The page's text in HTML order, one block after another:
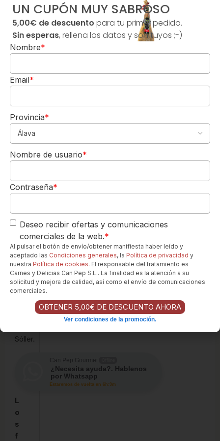
pan
payés.
Lechona
confitada
vino
Binissalem
y
miel
de
flor
almendro.
estilo
mediterráneo,
con
limón,
ajo
y
aceite
Sóller.
Can Pep Gourmet
¿Necesita ayuda?. Hablenos
por Whatsapp
Estaremos de vuelta en 6h:9m
L
o
s
f
5,00€
DE REGALO
Para tu 1º pedido
Los quiero-->
UN CUPÓN MUY SABROSO
5,00€ de descuento para tu primer pedido.
Sin esperas, rellena los datos y son tuyos ;-)
Nombre*
Email*
Provincia*
Nombre de usuario*
Contraseña*
Deseo recibir ofertas y comunicaciones
comerciales de la web.*
Al pulsar el botón de envío/obtener manifiesta haber leído y
aceptado las Condiciones generales, la Política de privacidad y
nuestra Política de cookies. El responsable del tratamiento es
Carnes y Delicias Can Pep S.L.. La finalidad es la atención a su
solicitud y mejora de calidad, así como el envío de comunicaciones
comerciales.
OBTENER 5,00€ DE DESCUENTO AHORA
Ver condiciones de la promoción.